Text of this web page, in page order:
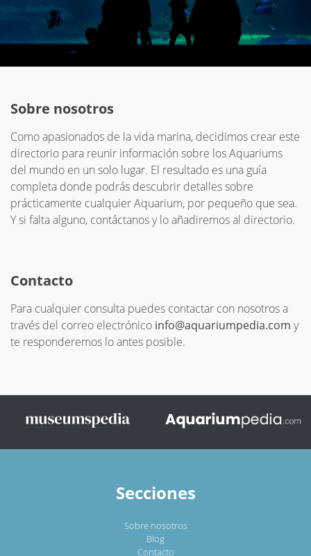
Sobre nosotros
Como apasionados de la vida marina, decidimos crear este
directorio para reunir información sobre los Aquariums
del mundo en un solo lugar. El resultado es una guía
completa donde podrás descubrir detalles sobre
prácticamente cualquier Aquarium, por pequeño que sea.
Y si falta alguno, contáctanos y lo añadiremos al directorio.
Contacto
Para cualquier consulta puedes contactar con nosotros a
través del correo electrónico info@aquariumpedia.com y
te responderemos lo antes posible.
Secciones
Sobre nosotros
Blog
Contacto